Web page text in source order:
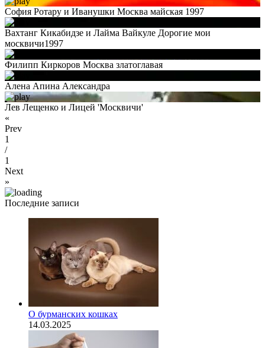
София Ротару и Иванушки Москва майская 1997
Вахтанг Кикабидзе и Лайма Вайкуле Дорогие мои
москвичи1997
Филипп Киркоров Москва златоглавая
Алена Апина Александра
Лев Лещенко и Лицей 'Москвичи'
«
Prev
1
/
1
Next
»
Последние записи
О бурманских кошках
14.03.2025